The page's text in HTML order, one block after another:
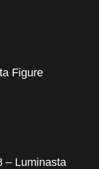
Figure
– Luminasta